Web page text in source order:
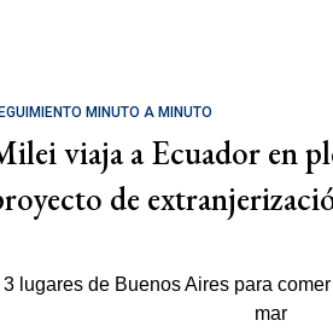
MINUTO A MINUTO
viaja a Ecuador en
de